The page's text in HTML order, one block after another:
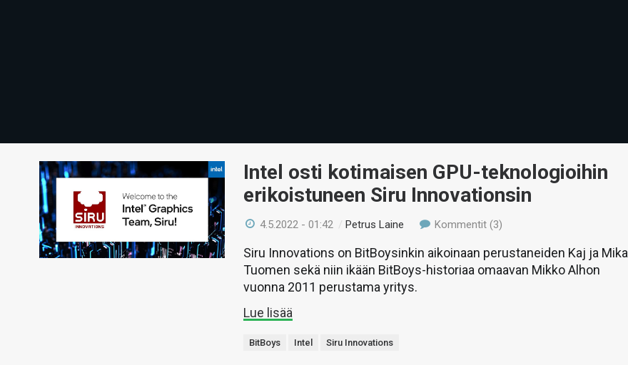
Intel osti kotimaisen GPU-teknologioihin
erikoistuneen Siru Innovationsin
4.5.2022 - 01:42 /Petrus Laine Kommentit (3)
Siru Innovations on BitBoysinkin aikoinaan perustaneiden Kaj ja Mika
Tuomen sekä niin ikään BitBoys-historiaa omaavan Mikko Alhon
vuonna 2011 perustama yritys.
Lue lisää
BitBoys Intel Siru Innovations